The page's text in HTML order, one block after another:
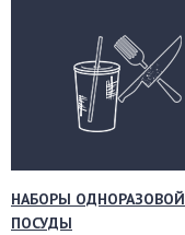
НАБОРЫ ОДНОРАЗОВОЙ
ПОСУДЫ